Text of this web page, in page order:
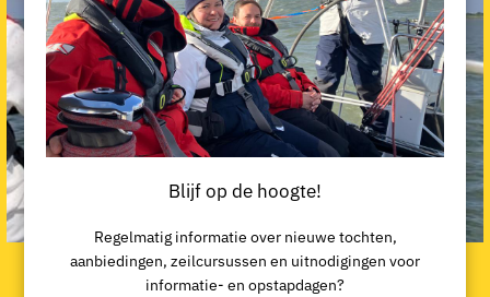
CWO Jachtzeilen 1&2
Blijf op de hoogte!
Regelmatig informatie over nieuwe tochten,
aanbiedingen, zeilcursussen en uitnodigingen voor
informatie- en opstapdagen?